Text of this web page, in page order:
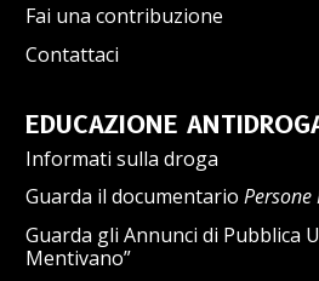
Fai una contribuzione
Contattaci
EDUCAZIONE
Informati sulla droga
Guarda il documentario Persone
Guarda gli Annunci di Pubblica
Mentivano”